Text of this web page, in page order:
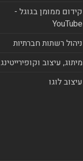
קידום ממומן בגוגל -
YouTube
ניהול רשתות חברתיות
מיתוג, עיצוב וקופירייטינג
עיצוב לוגו